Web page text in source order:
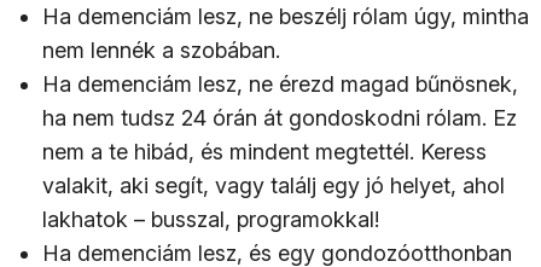
Ha demenciám lesz, ne beszélj rólam úgy, mintha
nem lennék a szobában.
Ha demenciám lesz, ne érezd magad bűnösnek,
ha nem tudsz 24 órán át gondoskodni rólam. Ez
nem a te hibád, és mindent megtettél. Keress
valakit, aki segít, vagy találj egy jó helyet, ahol
lakhatok – busszal, programokkal!
Ha demenciám lesz, és egy gondozóotthonban